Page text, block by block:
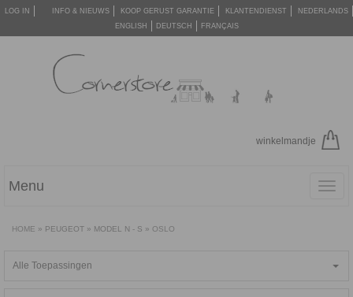
LOG IN INFO & NIEUWS KOOP GERUST GARANTIE KLANTENDIENST
NEDERLANDS
ENGLISH
DEUTSCH FRANÇAIS
winkelmandje
Menu
HOME » PEUGEOT » MODEL N - S » OSLO
Alle Toepassingen